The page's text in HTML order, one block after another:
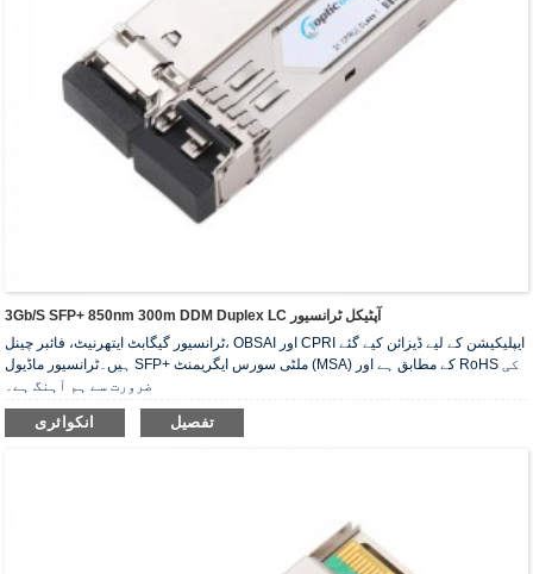
3Gb/s SFP+ 850nm 300m DDM Duplex LC آپٹیکل ٹرانسیور
ٹرانسیور گیگابٹ ایتھرنیٹ، فائبر چینل، OBSAI اور CPRI ایپلیکیشن کے لیے ڈیزائن کیے گئے
ہیں۔ٹرانسیور ماڈیول SFP+ ملٹی سورس ایگریمنٹ (MSA) کے مطابق ہے اور RoHS کی
ضرورت سے ہم آہنگ ہے۔
انکوائری تفصیل